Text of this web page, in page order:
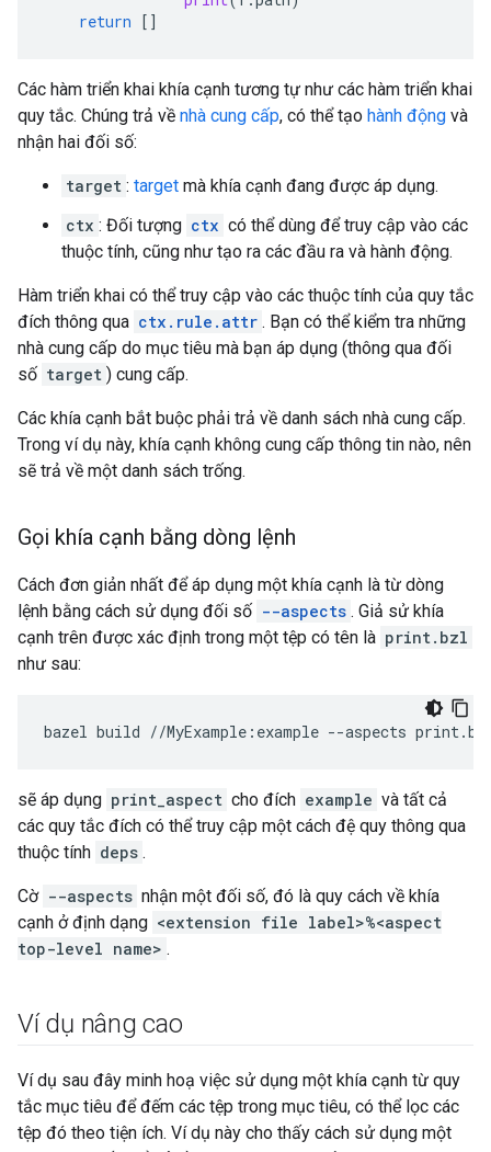
return
[]
Các hàm triển khai khía cạnh tương tự như các hàm triển khai
quy tắc. Chúng trả về nhà cung cấp, có thể tạo hành động và
nhận hai đối số:
target : target mà khía cạnh đang được áp dụng.
ctx : Đối tượng ctx có thể dùng để truy cập vào các
thuộc tính, cũng như tạo ra các đầu ra và hành động.
Hàm triển khai có thể truy cập vào các thuộc tính của quy tắc
đích thông qua ctx.rule.attr . Bạn có thể kiểm tra những
nhà cung cấp do mục tiêu mà bạn áp dụng (thông qua đối
số target ) cung cấp.
Các khía cạnh bắt buộc phải trả về danh sách nhà cung cấp.
Trong ví dụ này, khía cạnh không cung cấp thông tin nào, nên
sẽ trả về một danh sách trống.
Gọi khía cạnh bằng dòng lệnh
Cách đơn giản nhất để áp dụng một khía cạnh là từ dòng
lệnh bằng cách sử dụng đối số --aspects . Giả sử khía
cạnh trên được xác định trong một tệp có tên là print.bzl
như sau:
bazel build //MyExample:example --aspects
sẽ áp dụng print_aspect cho đích example và tất cả
các quy tắc đích có thể truy cập một cách đệ quy thông qua
thuộc tính deps .
Cờ --aspects nhận một đối số, đó là quy cách về khía
cạnh ở định dạng <extension file label>%<aspect
top-level name> .
Ví dụ nâng cao
Ví dụ sau đây minh hoạ việc sử dụng một khía cạnh từ quy
tắc mục tiêu để đếm các tệp trong mục tiêu, có thể lọc các
tệp đó theo tiện ích. Ví dụ này cho thấy cách sử dụng một